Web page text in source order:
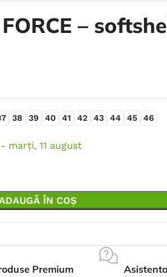
–
38 39 40 41 42 43 44 45 46
marți, 11 august
ÎN COȘ
Premium